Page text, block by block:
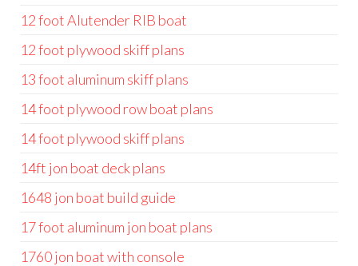
12 foot Alutender RIB boat
12 foot plywood skiff plans
13 foot aluminum skiff plans
14 foot plywood row boat plans
14 foot plywood skiff plans
14ft jon boat deck plans
1648 jon boat build guide
17 foot aluminum jon boat plans
1760 jon boat with console